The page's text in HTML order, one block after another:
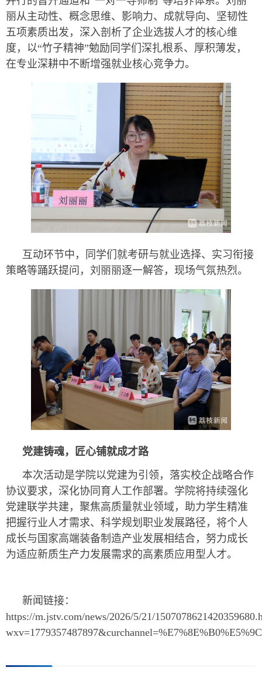
丽从主动性、概念思维、影响力、成就导向、坚韧性
五项素质出发，深入剖析了企业选拔人才的核心维
度，以“竹子精神”勉励同学们深扎根系、厚积薄发，
在专业深耕中不断增强就业核心竞争力。
互动环节中，同学们就考研与就业选择、实习衔接
策略等踊跃提问，刘丽丽逐一解答，现场气氛热烈。
党建铸魂，匠心铺就成才路
本次活动是学院以党建为引领，落实校企战略合作
协议要求，深化协同育人工作部署。学院将持续强化
党建联学共建，聚焦高质量就业领域，助力学生精准
把握行业人才需求、科学规划职业发展路径，将个人
成长与国家高端装备制造产业发展相结合，努力成长
为适应新质生产力发展需求的高素质应用型人才。
新闻链接：
https://m.jstv.com/news/2026/5/21/